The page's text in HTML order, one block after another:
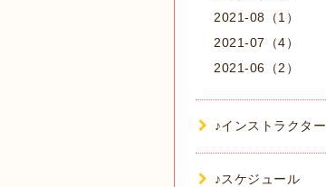
2021-08（1）
2021-07（4）
2021-06（2）
♪インストラクター
♪スケジュール